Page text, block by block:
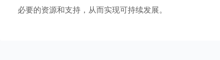
必要的资源和支持，从而实现可持续发展。